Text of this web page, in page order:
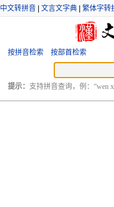
中文转拼音 文言文字典 繁体字转
按拼音检索 按部首检索
提示： 支持拼音查询，例：“wen